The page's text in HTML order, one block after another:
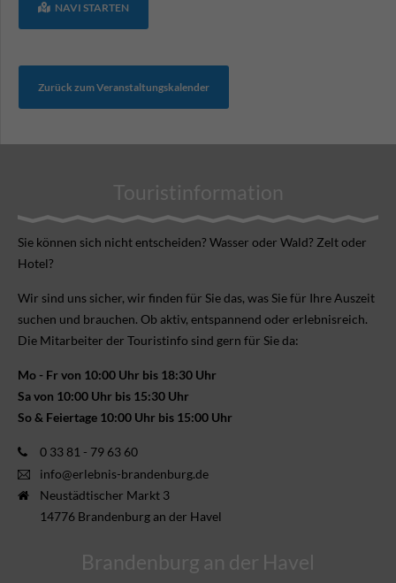
NAVI STARTEN
Zurück zum Veranstaltungskalender
Touristinformation
Sie können sich nicht ent­scheiden? Wasser oder Wald? Zelt oder
Hotel?
Wir sind uns sicher, wir finden für Sie das, was Sie für Ihre Aus­zeit
suchen und brauchen. Ob aktiv, ent­spannend oder erlebnis­reich.
Die Mitarbeiter der Touristinfo sind gern für Sie da:
Mo - Fr von 10:00 Uhr bis 18:30 Uhr
Sa von 10:00 Uhr bis 15:30 Uhr
So & Feiertage 10:00 Uhr bis 15:00 Uhr
0 33 81 - 79 63 60
info@erlebnis-brandenburg.de
Neustädtischer Markt 3
14776 Brandenburg an der Havel
Brandenburg an der Havel